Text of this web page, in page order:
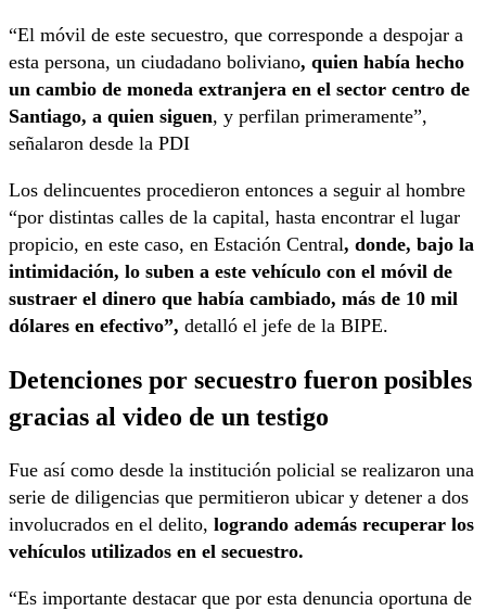
“El móvil de este secuestro, que corresponde a despojar a
esta persona, un ciudadano boliviano, quien había hecho
un cambio de moneda extranjera en el sector centro de
Santiago, a quien siguen, y perfilan primeramente”,
señalaron desde la PDI
Los delincuentes procedieron entonces a seguir al hombre
“por distintas calles de la capital, hasta encontrar el lugar
propicio, en este caso, en Estación Central, donde, bajo la
intimidación, lo suben a este vehículo con el móvil de
sustraer el dinero que había cambiado, más de 10 mil
dólares en efectivo”, detalló el jefe de la BIPE.
Detenciones por secuestro fueron posibles
gracias al video de un testigo
Fue así como desde la institución policial se realizaron una
serie de diligencias que permitieron ubicar y detener a dos
involucrados en el delito, logrando además recuperar los
vehículos utilizados en el secuestro.
“Es importante destacar que por esta denuncia oportuna de